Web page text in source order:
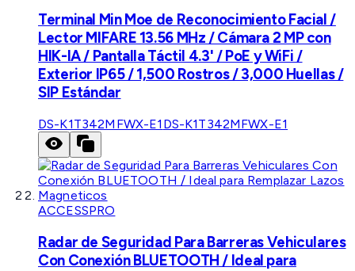
Terminal Min Moe de Reconocimiento Facial /
Lector MIFARE 13.56 MHz / Cámara 2 MP con
HIK-IA / Pantalla Táctil 4.3' / PoE y WiFi /
Exterior IP65 / 1,500 Rostros / 3,000 Huellas /
SIP Estándar
DS-K1T342MFWX-E1 DS-K1T342MFWX-E1
ACCESSPRO
Radar de Seguridad Para Barreras Vehiculares
Con Conexión BLUETOOTH / Ideal para